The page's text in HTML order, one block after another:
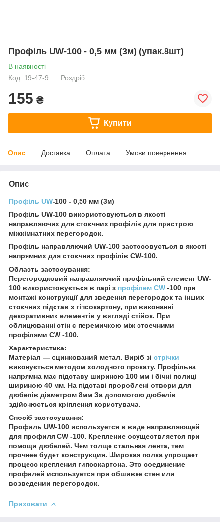
Профіль UW-100 - 0,5 мм (3м) (упак.8шт)
В наявності
Код: 19-47-9
Роздріб
155 ₴
Купити
Опис Доставка Оплата Умови повернення
Опис
Профіль UW-100 - 0,50 мм (3м)
Профіль UW-100 використовуються в якості
направляючих для стоєчних профілів для пристрою
міжкімнатних перегородок.
Профіль направляючий UW-100 застосовується в якості
напрямних для стоєчних профілів CW-100.
Область застосування:
Перегородковий направляючий профільний елемент UW-
100 використовується в парі з профілем CW -100 при
монтажі конструкції для зведення перегородок та інших
стоєчних підстав з гіпсокартону, при виконанні
декоративних елементів у вигляді стійок. При
облицюванні стін є перемичкою між стоечними
профілями CW -100.
Характеристика:
Матеріал ― оцинкований метал. Виріб зі стрічки
виконується методом холодного прокату. Профільна
напрямна має підставу шириною 100 мм і бічні полиці
шириною 40 мм. На підставі пророблені отвори для
дюбелів діаметром 8мм За допомогою дюбелів
здійснюється кріплення користувача.
Спосіб застосування:
Профиль UW-100 используется в виде направляющей
для профиля CW -100. Крепление осуществляется при
помощи дюбелей. Чем толще стальная лента, тем
прочнее будет конструкция. Широкая полка упрощает
процесс крепления гипсокартона. Это соединение
профилей используется при обшивке стен или
возведении перегородок.
Приховати